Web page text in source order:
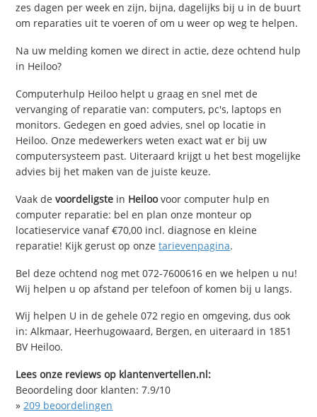
zes dagen per week en zijn, bijna, dagelijks bij u in de buurt
om reparaties uit te voeren of om u weer op weg te helpen.
Na uw melding komen we direct in actie, deze ochtend hulp
in Heiloo?
Computerhulp Heiloo helpt u graag en snel met de
vervanging of reparatie van: computers, pc's, laptops en
monitors. Gedegen en goed advies, snel op locatie in
Heiloo. Onze medewerkers weten exact wat er bij uw
computersysteem past. Uiteraard krijgt u het best mogelijke
advies bij het maken van de juiste keuze.
Vaak devoordeligste in Heiloovoor computer hulp en
computer reparatie: bel en plan onze monteur op
locatieservice vanaf €70,00 incl. diagnose en kleine
reparatie! Kijk gerust op onzetarievenpagina.
Bel deze ochtend nog met 072-7600616 en we helpen u nu!
Wij helpen u op afstand per telefoon of komen bij u langs.
Wij helpen U in de gehele 072 regio en omgeving, dus ook
in: Alkmaar, Heerhugowaard, Bergen, en uiteraard in 1851
BV Heiloo.
Lees onze reviews op klantenvertellen.nl:
Beoordeling door klanten:7.9/10
»209 beoordelingen